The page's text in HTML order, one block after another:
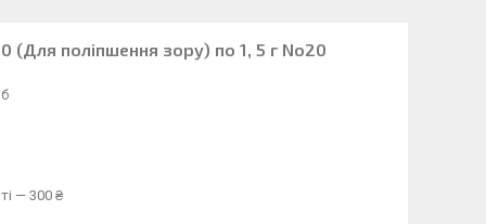
(Для поліпшення зору) по 1, 5 г No20
— 300 ₴